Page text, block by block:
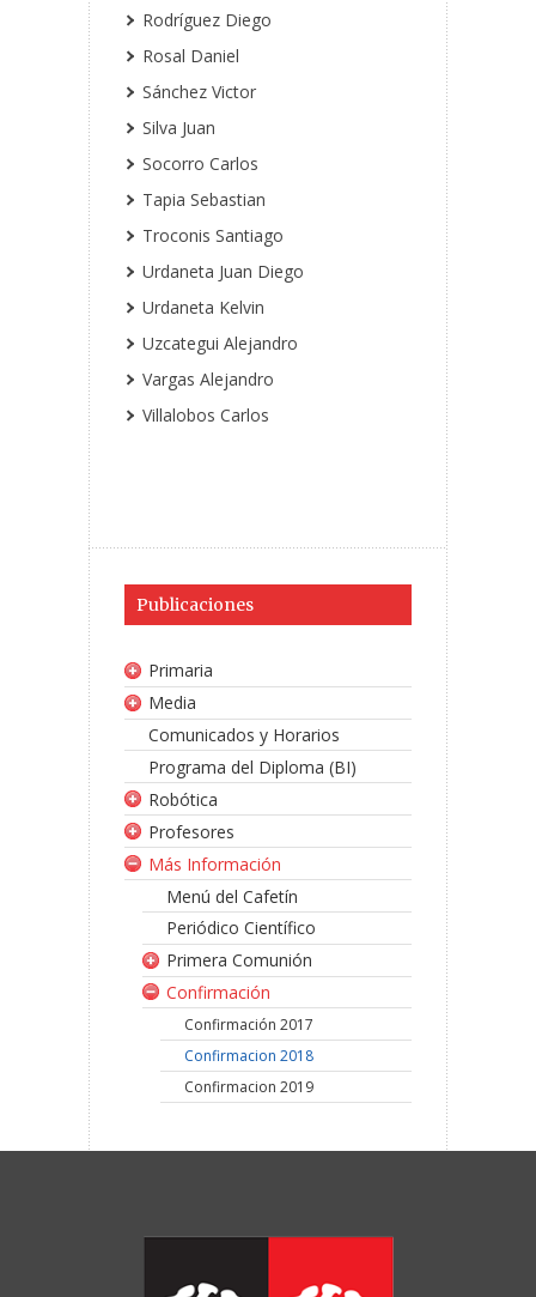
Rodríguez Diego
Rosal Daniel
Sánchez Victor
Silva Juan
Socorro Carlos
Tapia Sebastian
Troconis Santiago
Urdaneta Juan Diego
Urdaneta Kelvin
Uzcategui Alejandro
Vargas Alejandro
Villalobos Carlos
Publicaciones
Primaria
Media
Comunicados y Horarios
Programa del Diploma (BI)
Robótica
Profesores
Más Información
Menú del Cafetín
Periódico Científico
Primera Comunión
Confirmación
Confirmación 2017
Confirmacion 2018
Confirmacion 2019